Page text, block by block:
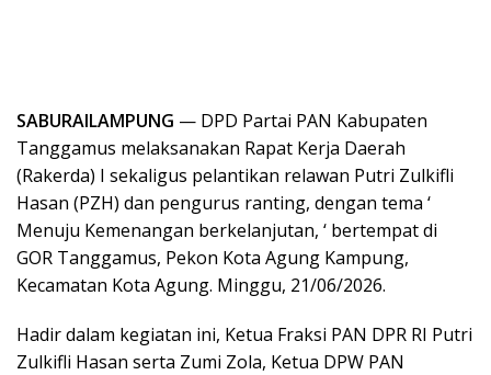
SABURAILAMPUNG — DPD Partai PAN Kabupaten
Tanggamus melaksanakan Rapat Kerja Daerah
(Rakerda) I sekaligus pelantikan relawan Putri Zulkifli
Hasan (PZH) dan pengurus ranting, dengan tema ‘
Menuju Kemenangan berkelanjutan, ‘ bertempat di
GOR Tanggamus, Pekon Kota Agung Kampung,
Kecamatan Kota Agung. Minggu, 21/06/2026.
Hadir dalam kegiatan ini, Ketua Fraksi PAN DPR RI Putri
Zulkifli Hasan serta Zumi Zola, Ketua DPW PAN